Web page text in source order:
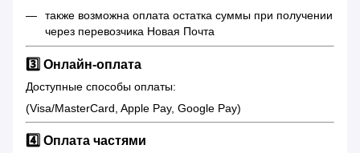
также возможна оплата остатка суммы при получении
через перевозчика Новая Почта
3️⃣ Онлайн-оплата
Доступные способы оплаты:
(Visa/MasterCard, Apple Pay, Google Pay)
4️⃣ Оплата частями